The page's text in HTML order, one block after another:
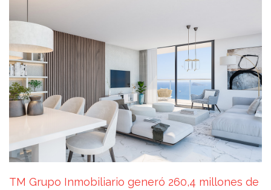
TM Grupo Inmobiliario generó 260,4 millones de